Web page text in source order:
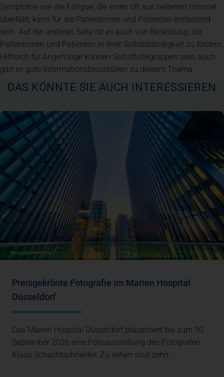
Symptome wie die Fatigue, die einen oft aus heiterem Himmel
überfällt, kann für die Patientinnen und Patienten entlastend
sein. Auf der anderen Seite ist es auch von Bedeutung, die
Patientinnen und Patienten in ihrer Selbstständigkeit zu fördern.
Hilfreich für Angehörige können Selbsthilfegruppen sein, auch
gibt es gute Informationsbroschüren zu diesem Thema.
DAS KÖNNTE SIE AUCH INTERESSIEREN
Preisgekrönte Fotografie im Marien Hospital
Düsseldorf
Das Marien Hospital Düsseldorf präsentiert bis zum 30.
September 2026 eine Fotoausstellung des Fotografen
Klaus Schachtschneider. Zu sehen sind zehn…